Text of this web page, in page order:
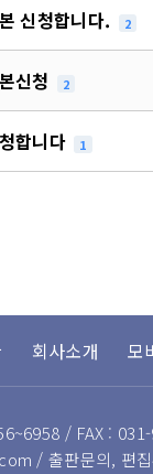
신청합니다. 2
신청 2
합니다 1
회사소개 모
/ FAX :
/ 출판문의, 편